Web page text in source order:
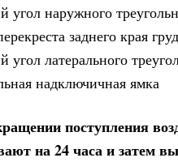
угол наружного
заднего края
угол латерального
надключичная ямка
поступления
на 24 часа и затем